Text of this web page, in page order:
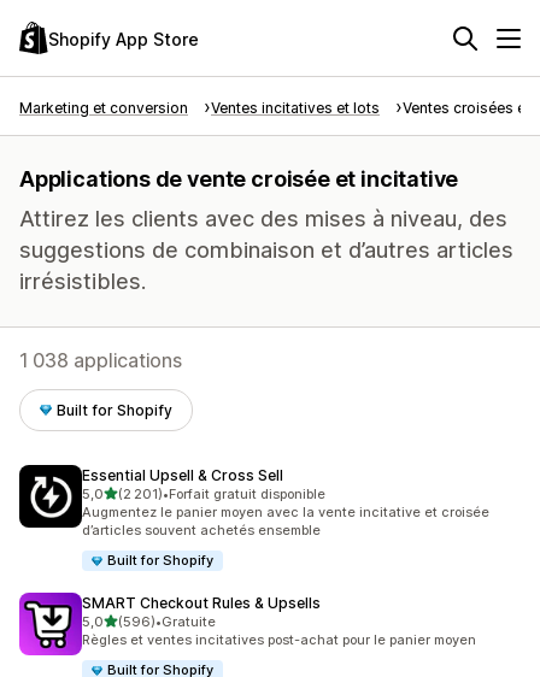
Shopify App Store
Marketing et conversion Ventes incitatives et lots Ventes croisées et
Applications de vente croisée et incitative
Attirez les clients avec des mises à niveau, des
suggestions de combinaison et d’autres articles
irrésistibles.
1 038 applications
Built for Shopify
Essential Upsell & Cross Sell
5,0étoile(s) sur 5
(2 201)
2201 avis au total
•Forfait gratuit disponible
Augmentez le panier moyen avec la vente incitative et croisée
d’articles souvent achetés ensemble
Built for Shopify
SMART Checkout Rules & Upsells
5,0étoile(s) sur 5
(596)
596 avis au total
•Gratuite
Règles et ventes incitatives post-achat pour le panier moyen
Built for Shopify